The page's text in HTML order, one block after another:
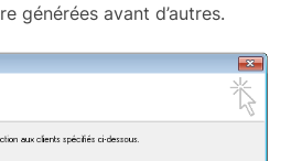
générées avant d’autres.